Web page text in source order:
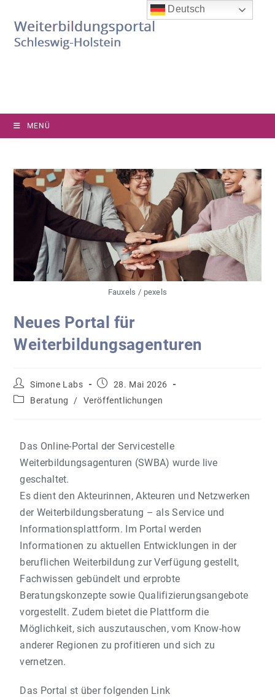
MENÜ
Fauxels / pexels
Neues Portal für
Weiterbildungsagenturen
Simone Labs
28. Mai 2026
Beratung
/ Veröffentlichungen
Das Online-Portal der Servicestelle
Weiterbildungsagenturen (SWBA) wurde live
geschaltet.
Es dient den Akteurinnen, Akteuren und Netzwerken
der Weiterbildungsberatung – als Service und
Informationsplattform. Im Portal werden
Informationen zu aktuellen Entwicklungen in der
beruflichen Weiterbildung zur Verfügung gestellt,
Fachwissen gebündelt und erprobte
Beratungskonzepte sowie Qualifizierungsangebote
vorgestellt. Zudem bietet die Plattform die
Möglichkeit, sich auszutauschen, vom Know-how
anderer Regionen zu profitieren und sich zu
vernetzen.
Das Portal st über folgenden Link
Deutsch